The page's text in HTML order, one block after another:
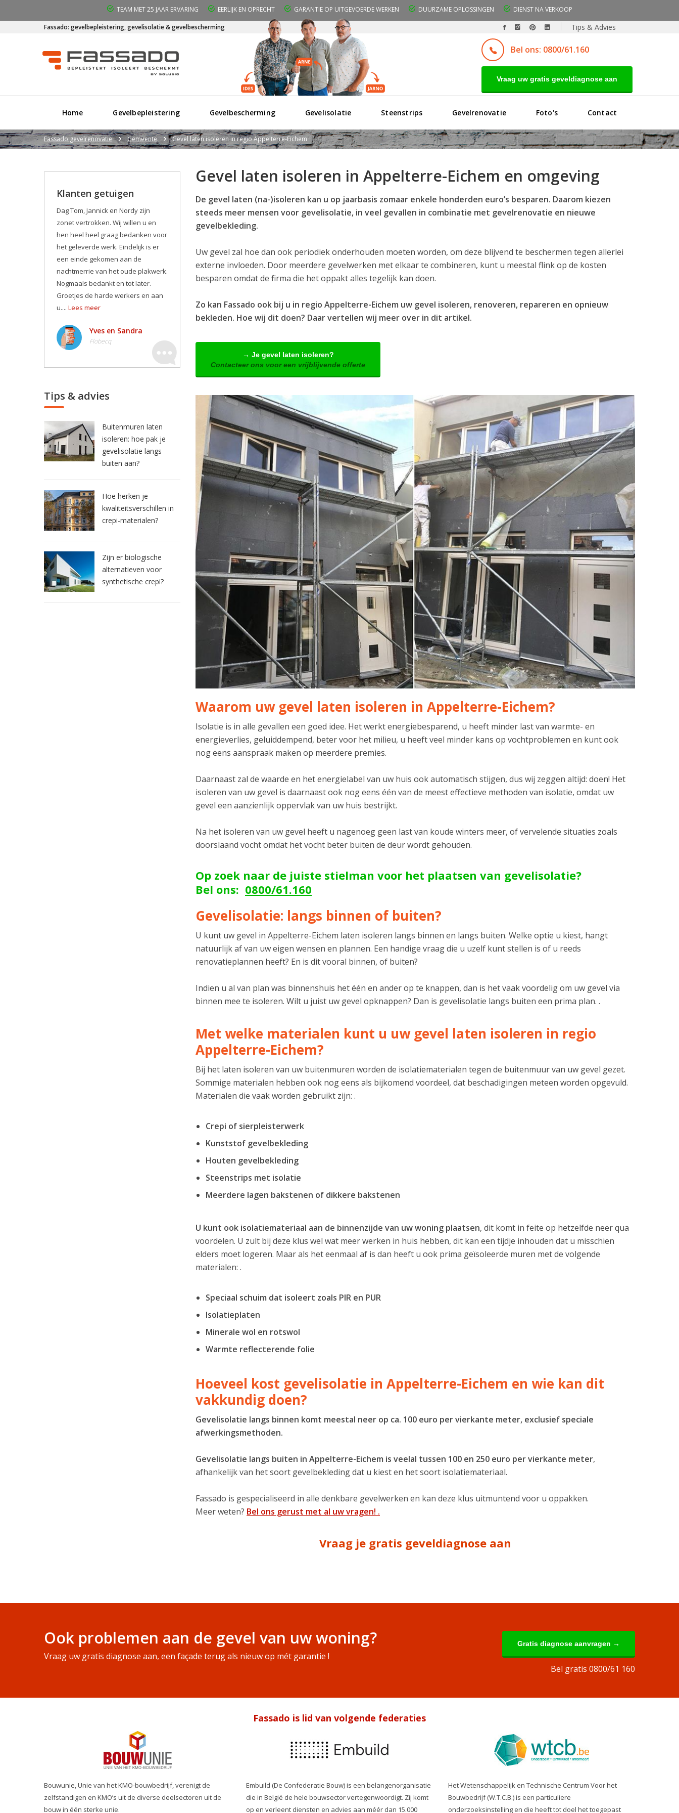
TEAM MET 25 JAAR ERVARING EERLIJK EN OPRECHT GARANTIE OP UITGEVOERDE WERKEN DUURZAME OPLOSSINGEN DIENST NA VERKOOP
Fassado: gevelbepleistering, gevelisolatie & gevelbescherming Tips & Advies
Bel ons: 0800/61.160
Vraag uw gratis geveldiagnose aan
Home Gevelbepleistering Gevelbescherming Gevelisolatie Steenstrips Gevelrenovatie Foto's Contact
Fassado gevelrenovatie Gemeente Gevel laten isoleren in regio Appelterre-Eichem
Gevel laten isoleren in Appelterre-Eichem en omgeving
De gevel laten (na-)isoleren kan u op jaarbasis zomaar enkele honderden euro’s besparen. Daarom kiezen
steeds meer mensen voor gevelisolatie, in veel gevallen in combinatie met gevelrenovatie en nieuwe
gevelbekleding.
Uw gevel zal hoe dan ook periodiek onderhouden moeten worden, om deze blijvend te beschermen tegen allerlei
externe invloeden. Door meerdere gevelwerken met elkaar te combineren, kunt u meestal flink op de kosten
besparen omdat de firma die het oppakt alles tegelijk kan doen.
Zo kan Fassado ook bij u in regio Appelterre-Eichem uw gevel isoleren, renoveren, repareren en opnieuw
bekleden. Hoe wij dit doen? Daar vertellen wij meer over in dit artikel.
→ Je gevel laten isoleren?
Contacteer ons voor een vrijblijvende offerte
Waarom uw gevel laten isoleren in Appelterre-Eichem?
Isolatie is in alle gevallen een goed idee. Het werkt energiebesparend, u heeft minder last van warmte- en
energieverlies, geluiddempend, beter voor het milieu, u heeft veel minder kans op vochtproblemen en kunt ook
nog eens aanspraak maken op meerdere premies.
Daarnaast zal de waarde en het energielabel van uw huis ook automatisch stijgen, dus wij zeggen altijd: doen! Het
isoleren van uw gevel is daarnaast ook nog eens één van de meest effectieve methoden van isolatie, omdat uw
gevel een aanzienlijk oppervlak van uw huis bestrijkt.
Na het isoleren van uw gevel heeft u nagenoeg geen last van koude winters meer, of vervelende situaties zoals
doorslaand vocht omdat het vocht beter buiten de deur wordt gehouden.
Op zoek naar de juiste stielman voor het plaatsen van gevelisolatie?
Bel ons: 0800/61.160
Gevelisolatie: langs binnen of buiten?
U kunt uw gevel in Appelterre-Eichem laten isoleren langs binnen en langs buiten. Welke optie u kiest, hangt
natuurlijk af van uw eigen wensen en plannen. Een handige vraag die u uzelf kunt stellen is of u reeds
renovatieplannen heeft? En is dit vooral binnen, of buiten?
Indien u al van plan was binnenshuis het één en ander op te knappen, dan is het vaak voordelig om uw gevel via
binnen mee te isoleren. Wilt u juist uw gevel opknappen? Dan is gevelisolatie langs buiten een prima plan. .
Met welke materialen kunt u uw gevel laten isoleren in regio
Appelterre-Eichem?
Bij het laten isoleren van uw buitenmuren worden de isolatiematerialen tegen de buitenmuur van uw gevel gezet.
Sommige materialen hebben ook nog eens als bijkomend voordeel, dat beschadigingen meteen worden opgevuld.
Materialen die vaak worden gebruikt zijn: .
Crepi of sierpleisterwerk
Kunststof gevelbekleding
Houten gevelbekleding
Steenstrips met isolatie
Meerdere lagen bakstenen of dikkere bakstenen
U kunt ook isolatiemateriaal aan de binnenzijde van uw woning plaatsen, dit komt in feite op hetzelfde neer qua
voordelen. U zult bij deze klus wel wat meer werken in huis hebben, dit kan een tijdje inhouden dat u misschien
elders moet logeren. Maar als het eenmaal af is dan heeft u ook prima geïsoleerde muren met de volgende
materialen: .
Speciaal schuim dat isoleert zoals PIR en PUR
Isolatieplaten
Minerale wol en rotswol
Warmte reflecterende folie
Hoeveel kost gevelisolatie in Appelterre-Eichem en wie kan dit
vakkundig doen?
Gevelisolatie langs binnen komt meestal neer op ca. 100 euro per vierkante meter, exclusief speciale
afwerkingsmethoden.
Gevelisolatie langs buiten in Appelterre-Eichem is veelal tussen 100 en 250 euro per vierkante meter,
afhankelijk van het soort gevelbekleding dat u kiest en het soort isolatiemateriaal.
Fassado is gespecialiseerd in alle denkbare gevelwerken en kan deze klus uitmuntend voor u oppakken.
Meer weten? Bel ons gerust met al uw vragen! .
Vraag je gratis geveldiagnose aan
Klanten getuigen
Dag Tom, Jannick en Nordy zijn
zonet vertrokken. Wij willen u en
hen heel heel graag bedanken voor
het geleverde werk. Eindelijk is er
een einde gekomen aan de
nachtmerrie van het oude plakwerk.
Nogmaals bedankt en tot later.
Groetjes de harde werkers en aan
u.... Lees meer
Yves en Sandra
Flobecq
Tips & advies
Buitenmuren laten
isoleren: hoe pak je
gevelisolatie langs
buiten aan?
Hoe herken je
kwaliteitsverschillen in
crepi-materialen?
Zijn er biologische
alternatieven voor
synthetische crepi?
Ook problemen aan de gevel van uw woning?
Vraag uw gratis diagnose aan, een façade terug als nieuw op mét garantie !
Gratis diagnose aanvragen →
Bel gratis 0800/61 160
Fassado is lid van volgende federaties
Bouwunie, Unie van het KMO-bouwbedrijf, verenigt de
zelfstandigen en KMO’s uit de diverse deelsectoren uit de
bouw in één sterke unie.
Embuild (De Confederatie Bouw) is een belangenorganisatie
die in België de hele bouwsector vertegenwoordigt. Zij komt
op en verleent diensten en advies aan méér dan 15.000
Het Wetenschappelijk en Technische Centrum Voor het
Bouwbedrijf (W.T.C.B.) is een particuliere
onderzoeksinstelling en die heeft tot doel het toegepast